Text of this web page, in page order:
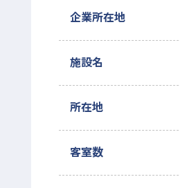
企業所在地
施設名
所在地
客室数